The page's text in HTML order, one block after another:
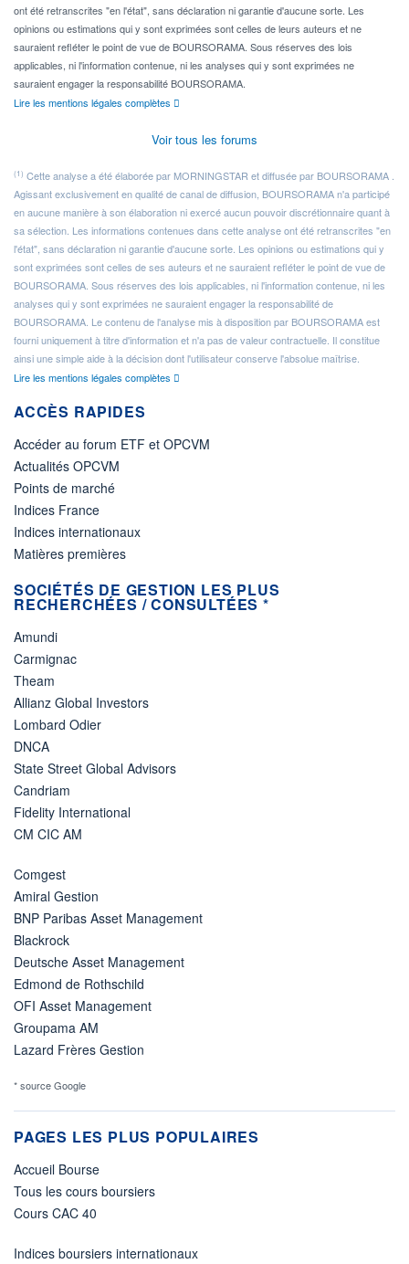
ont été retranscrites "en l'état", sans déclaration ni garantie d'aucune sorte. Les
opinions ou estimations qui y sont exprimées sont celles de leurs auteurs et ne
sauraient refléter le point de vue de BOURSORAMA. Sous réserves des lois
applicables, ni l'information contenue, ni les analyses qui y sont exprimées ne
sauraient engager la responsabilité BOURSORAMA.
Lire les mentions légales complètes
Voir tous les forums
(1) Cette analyse a été élaborée par MORNINGSTAR et diffusée par BOURSORAMA .
Agissant exclusivement en qualité de canal de diffusion, BOURSORAMA n'a participé
en aucune manière à son élaboration ni exercé aucun pouvoir discrétionnaire quant à
sa sélection. Les informations contenues dans cette analyse ont été retranscrites "en
l'état", sans déclaration ni garantie d'aucune sorte. Les opinions ou estimations qui y
sont exprimées sont celles de ses auteurs et ne sauraient refléter le point de vue de
BOURSORAMA. Sous réserves des lois applicables, ni l'information contenue, ni les
analyses qui y sont exprimées ne sauraient engager la responsabilité de
BOURSORAMA. Le contenu de l'analyse mis à disposition par BOURSORAMA est
fourni uniquement à titre d'information et n'a pas de valeur contractuelle. Il constitue
ainsi une simple aide à la décision dont l'utilisateur conserve l'absolue maîtrise.
Lire les mentions légales complètes
ACCÈS RAPIDES
Accéder au forum ETF et OPCVM
Actualités OPCVM
Points de marché
Indices France
Indices internationaux
Matières premières
SOCIÉTÉS DE GESTION LES PLUS
RECHERCHÉES / CONSULTÉES *
Amundi
Carmignac
Theam
Allianz Global Investors
Lombard Odier
DNCA
State Street Global Advisors
Candriam
Fidelity International
CM CIC AM
Comgest
Amiral Gestion
BNP Paribas Asset Management
Blackrock
Deutsche Asset Management
Edmond de Rothschild
OFI Asset Management
Groupama AM
Lazard Frères Gestion
* source Google
PAGES LES PLUS POPULAIRES
Accueil Bourse
Tous les cours boursiers
Cours CAC 40
Indices boursiers internationaux